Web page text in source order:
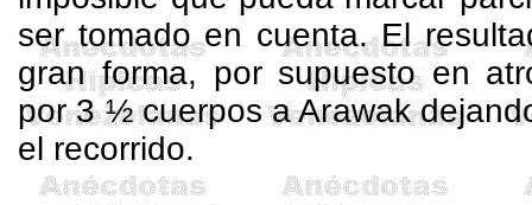
ser tomado en cuenta. El
gran forma, por supuesto en
por 3 ½ cuerpos a Arawak
el recorrido.